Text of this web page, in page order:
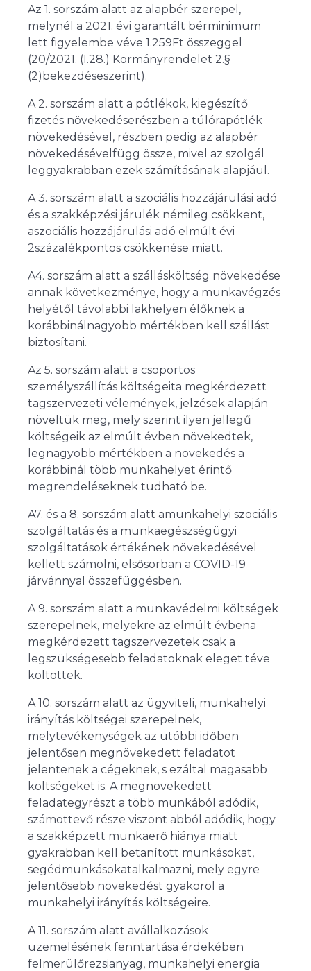
Az 1. sorszám alatt az alapbér szerepel,
melynél a 2021. évi garantált bérminimum
lett figyelembe véve 1.259Ft összeggel
(20/2021. (I.28.) Kormányrendelet 2.§
(2)bekezdéseszerint).
A 2. sorszám alatt a pótlékok, kiegészítő
fizetés növekedéserészben a túlórapótlék
növekedésével, részben pedig az alapbér
növekedésévelfügg össze, mivel az szolgál
leggyakrabban ezek számításának alapjául.
A 3. sorszám alatt a szociális hozzájárulási adó
és a szakképzési járulék némileg csökkent,
aszociális hozzájárulási adó elmúlt évi
2százalékpontos csökkenése miatt.
A4. sorszám alatt a szállásköltség növekedése
annak következménye, hogy a munkavégzés
helyétől távolabbi lakhelyen élőknek a
korábbinálnagyobb mértékben kell szállást
biztosítani.
Az 5. sorszám alatt a csoportos
személyszállítás költségeita megkérdezett
tagszervezeti vélemények, jelzések alapján
növeltük meg, mely szerint ilyen jellegű
költségeik az elmúlt évben növekedtek,
legnagyobb mértékben a növekedés a
korábbinál több munkahelyet érintő
megrendeléseknek tudható be.
A7. és a 8. sorszám alatt amunkahelyi szociális
szolgáltatás és a munkaegészségügyi
szolgáltatások értékének növekedésével
kellett számolni, elsősorban a COVID-19
járvánnyal összefüggésben.
A 9. sorszám alatt a munkavédelmi költségek
szerepelnek, melyekre az elmúlt évbena
megkérdezett tagszervezetek csak a
legszükségesebb feladatoknak eleget téve
költöttek.
A 10. sorszám alatt az ügyviteli, munkahelyi
irányítás költségei szerepelnek,
melytevékenységek az utóbbi időben
jelentősen megnövekedett feladatot
jelentenek a cégeknek, s ezáltal magasabb
költségeket is. A megnövekedett
feladategyrészt a több munkából adódik,
számottevő része viszont abból adódik, hogy
a szakképzett munkaerő hiánya miatt
gyakrabban kell betanított munkásokat,
segédmunkásokatalkalmazni, mely egyre
jelentősebb növekedést gyakorol a
munkahelyi irányítás költségeire.
A 11. sorszám alatt avállalkozások
üzemelésének fenntartása érdekében
felmerülőrezsianyag, munkahelyi energia